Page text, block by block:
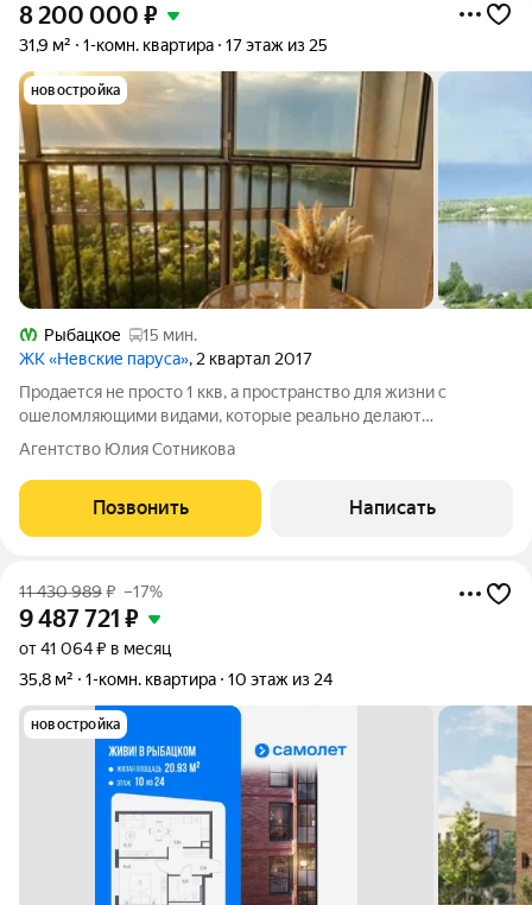
8 200 000 ₽
31,9 м² 1-комн. квартира 17 этаж из 25
новостройка
Рыбацкое
15 мин.
ЖК «Невские паруса», 2 квартал 2017
Продается не просто 1 ккв, а пространство для жизни с
ошеломляющими видами, которые реально делают
счастливыми! В прямой продаже видовая 1 к.кв в ЖК Невские
переливается огнями! ХАРАКТЕРИСТИКА
Агентство Юлия Сотникова
Позвонить Написать
11 430 989₽ –17%
9 487 721 ₽
от 41 064 ₽ в месяц
35,8 м²
1-комн. квартира 10 этаж из 24
новостройка